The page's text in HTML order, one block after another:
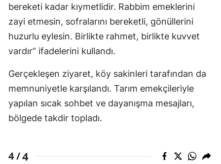
bereketi kadar kıymetlidir. Rabbim emeklerini
zayi etmesin, sofralarını bereketli, gönüllerini
huzurlu eylesin. Birlikte rahmet, birlikte kuvvet
vardır” ifadelerini kullandı.
Gerçekleşen ziyaret, köy sakinleri tarafından da
memnuniyetle karşılandı. Tarım emekçileriyle
yapılan sıcak sohbet ve dayanışma mesajları,
bölgede takdir topladı.
4 /4